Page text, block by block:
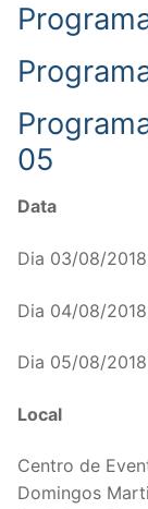
05
Data
Dia 03/08/
Dia 04/08/
Dia 05/08/
Local
Centro de
Domingos